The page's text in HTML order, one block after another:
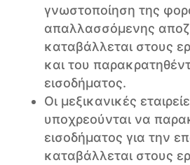
γνωστοποίηση της
απαλλασσόμενης
καταβάλλεται στους
και του
εισοδήματος.
Οι μεξικανικές
υποχρεούνται να
εισοδήματος για την
καταβάλλεται στους